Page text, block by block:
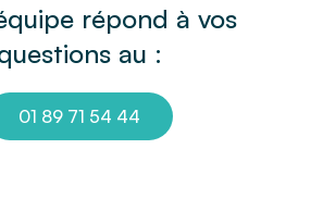
répond à vos
au :
01 89 71 54 44